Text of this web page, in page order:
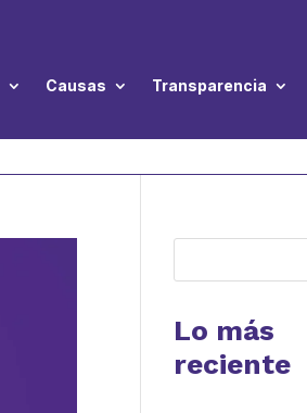
Causas Transparencia
Lo más
reciente